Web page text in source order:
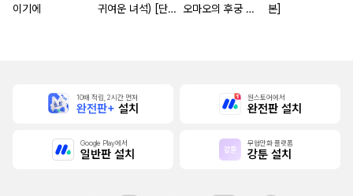
이기에
귀여운 녀석) [단
오마오의 후궁 수
본]
10배 적립, 2시간 먼저
완전판+ 설치
원스토어에서
완전판 설치
Google Play에서
일반판 설치
무협만화 플랫폼
강툰 설치